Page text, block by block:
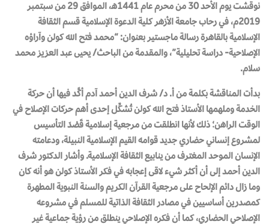
نوقشت يوم الأحد 30 من محرم عام 1441هـ، الموافق 29 من سبتمبر
2019م، في رحاب جامعة الأزهر كلية الدعوة الإسلامية قسم الثقافة
الإسلامية بالقاهرة رسالة ماجستير بعنوان: “محمد فتح الله كولن وآراؤه
الإصلاحية- دراسة تحليلية”، والمقدمة من الباحث/ يحيى عبد العزيز محمد
سلام.
بدأت المناقشة بكلمة من أ. د/ شرف الدين أحمد آدم أكَّد فيها أن حركة
الخدمة وملهمها الأستاذ فتح الله كولن تُشكِّل إحدى أهم حركات الإصلاح في
الوقت الراهن؛ ذلك لأنها انطلقت من مرجعية إسلامية قَصْدَ التأسيس
لمشروع إنساني حضاري جديد قوامه القيم الإسلامية النبيلة، ودعامته
الإنسان الموحد المغترف من ينابيع الثقافة الإسلامية. وأشار الدكتور شرف
الدين أحمد إلى أن أكثر شيء لاقى إعجابه في فكر الأستاذ كولن هو أنه كان
وما زال دائم الإلحاح على مرجعية القرآن الكريم والسنة النبوية المطهرة
كمصدرين أساسيين في مصادر الثقافة الذاتية للمسلم في مشروعه
الإصلاحي الحضاري، كما أن فكره الإصلاحي ينطلق من رؤية جماعية غير